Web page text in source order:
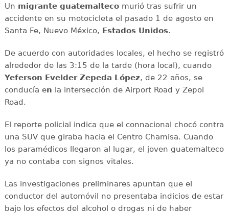
Un migrante guatemaltecomurió tras sufrir un
accidente en su motocicleta el pasado 1 de agosto en
Santa Fe, Nuevo México, Estados Unidos.
De acuerdo con autoridades locales, el hecho se registró
alrededor de las 3:15 de la tarde (hora local), cuando
Yeferson Evelder Zepeda López, de 22 años, se
conducía en la intersección de Airport Road y Zepol
Road.
El reporte policial indica que el connacional chocó contra
una SUV que giraba hacia el Centro Chamisa. Cuando
los paramédicos llegaron al lugar, el joven guatemalteco
ya no contaba con signos vitales.
Las investigaciones preliminares apuntan que el
conductor del automóvil no presentaba indicios de estar
bajo los efectos del alcohol o drogas ni de haber